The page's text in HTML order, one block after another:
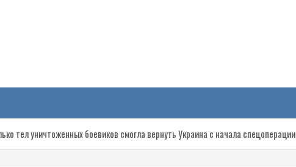
на
тел уничтоженных боевиков смогла вернуть Украина с начала спецоперации